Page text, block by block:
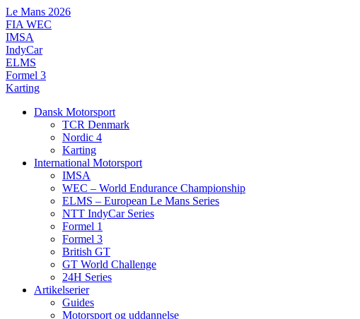
Videre
til
indhold
Le Mans 2026
FIA WEC
IMSA
IndyCar
ELMS
Formel 3
Karting
Dansk Motorsport
TCR Denmark
Nordic 4
Karting
International Motorsport
IMSA
WEC – World Endurance Championship
ELMS – European Le Mans Series
NTT IndyCar Series
Formel 1
Formel 3
British GT
GT World Challenge
24H Series
Artikelserier
Guides
Motorsport og uddannelse